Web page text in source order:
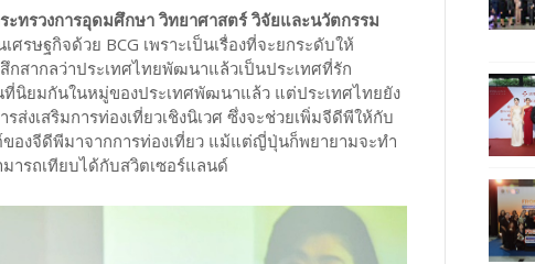
ทรวงการอุดมศึกษา วิทยาศาสตร์ วิจัยและนวัตกรรม
รษฐกิจด้วย BCG เพราะเป็นเรื่องที่จะยกระดับให้
สากลว่าประเทศไทยพัฒนาแล้วเป็นประเทศที่รัก
นิยมกันในหมู่ของประเทศพัฒนาแล้ว แต่ประเทศไทยยัง
ส่งเสริมการท่องเที่ยวเชิงนิเวศ ซึ่งจะช่วยเพิ่มจีดีพีให้กับ
องจีดีพีมาจากการท่องเที่ยว แม้แต่ญี่ปุ่นก็พยายามจะทำ
ารถเทียบได้กับสวิตเซอร์แลนด์